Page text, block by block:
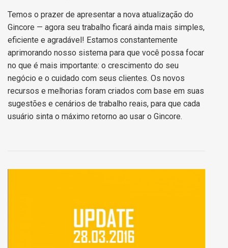
Temos o prazer de apresentar a nova atualização do
Gincore — agora seu trabalho ficará ainda mais simples,
eficiente e agradável! Estamos constantemente
aprimorando nosso sistema para que você possa focar
no que é mais importante: o crescimento do seu
negócio e o cuidado com seus clientes. Os novos
recursos e melhorias foram criados com base em suas
sugestões e cenários de trabalho reais, para que cada
usuário sinta o máximo retorno ao usar o Gincore.